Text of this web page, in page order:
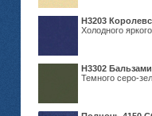
Н3203
Холодного
Н3302
Темного серо-